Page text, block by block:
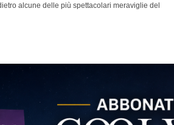
alcune delle più spettacolari meraviglie del